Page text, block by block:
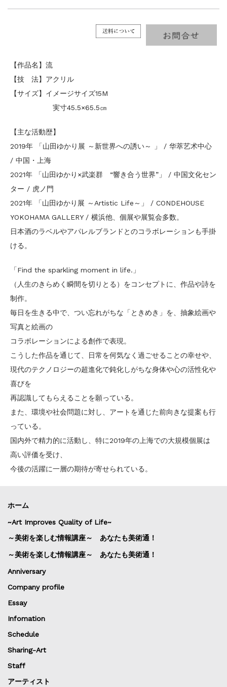
【作品名】流
【技 法】アクリル
【サイズ】イメージサイズ15M
実寸45.5×65.5㎝
【主な活動歴】
2019年 「山田ゆかり展 ～新世界への誘い～ 」 / 华萃艺术中心
/ 中国・上海
2021年 「山田ゆかり×武楽群 “響き合う世界”」 / 中国文化セン
ター / 虎ノ門
2021年 「山田ゆかり展 ～Artistic Life～」 / CONDEHOUSE
YOKOHAMA GALLERY / 横浜他、個展や展覧会多数。
日本酒のラベルやアパレルブランドとのコラボレーションも手掛
ける。
「Find the sparkling moment in life.」
（人生のきらめく瞬間を切りとる）をコンセプトに、作品や詩を
制作。
毎日を生きる中で、つい忘れがちな「ときめき」を、抽象絵画や
写真と絵画の
コラボレーションによる創作で表現。
こうした作品を通じて、日常を何気なく過ごせることの幸せや、
現代のテクノロジーの超進化で鈍化しがちな身体や心の活性化や
喜びを
再認識してもらえることを願っている。
また、環境や社会問題に対し、アートを通じた前向きな提案も行
っている。
国内外で精力的に活動し、特に2019年の上海での大規模個展は
高い評価を受け、
今後の活躍に一層の期待が寄せられている。
ホーム
~Art Improves Quality of Life~
～美術を楽しむ情報講座～ あなたも美術通！
～美術を楽しむ情報講座～ あなたも美術通！
Anniversary
Company profile
Essay
Infomation
Schedule
Sharing-Art
Staff
アーティスト